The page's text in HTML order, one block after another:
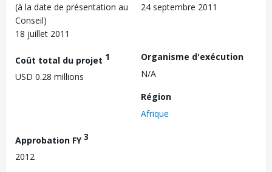
(à la date de présentation au
Conseil)
18 juillet 2011
24 septembre 2011
Coût total du projet 1
USD 0.28 millions
Organisme d'exécution
N/A
Région
Afrique
Approbation FY3
2012